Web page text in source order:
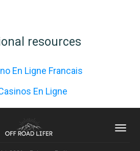
resources
En Ligne Francais
En Ligne